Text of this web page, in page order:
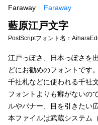
カート
マイページ
お気に入り
ご利用ガイド
宋朝体
教科書体
草書体
江戸文字
Faraway Faraway
藍原江戸文字
PostScriptフォント名：
江戸っぽさ、日本っぽさを
どにお勧めのフォントです。
千社札などに使われる千社
フォントよりも癖がないの
ルやバナー、目を引きたい
本ファイルは武蔵システム